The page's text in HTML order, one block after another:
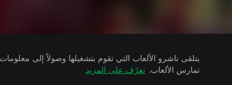
تمارس الألعاب. تعرّف على المزيد